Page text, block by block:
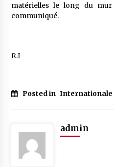
matérielles le long du
communiqué.
R.I
Posted in Internationale
admin